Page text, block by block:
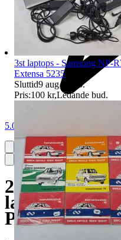
5.0
2st
lagerlådor -
Pumpar -
3st laptops - Samsung NP-
Extensa 5235
Sluttid9 aug 18:06.
Pris:100 kr,Ledande bud.